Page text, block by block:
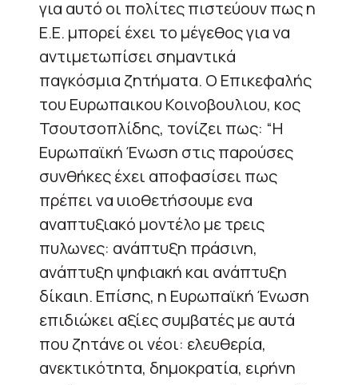
για αυτό οι πολίτες πιστεύουν πως η
Ε.Ε. μπορεί έχει το μέγεθος για να
αντιμετωπίσει σημαντικά
παγκόσμια ζητήματα. Ο Επικεφαλής
του Ευρωπαικου Κοινοβουλιου, κος
Τσουτσοπλίδης, τονίζει πως: “Η
Ευρωπαϊκή Ένωση στις παρούσες
συνθήκες έχει αποφασίσει πως
πρέπει να υιοθετήσουμε ενα
αναπτυξιακό μοντέλο με τρεις
πυλωνες: ανάπτυξη πράσινη,
ανάπτυξη ψηφιακή και ανάπτυξη
δίκαιη. Επίσης, η Ευρωπαϊκή Ένωση
επιδιώκει αξίες συμβατές με αυτά
που ζητάνε οι νέοι: ελευθερία,
ανεκτικότητα, δημοκρατία, ειρήνη